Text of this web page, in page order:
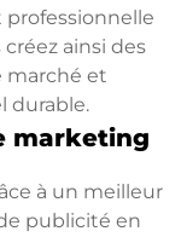
professionnelle
ainsi des
marché et
durable.
marketing
à un meilleur
publicité en